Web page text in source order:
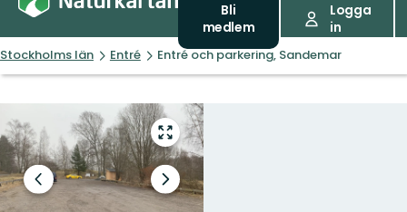
Bli
medlem
Logga
in
Stockholms län Entré Entré och parkering, Sandemar
Gå
till
helskärmsläge
Föregående
bild
Nästa
bildspel